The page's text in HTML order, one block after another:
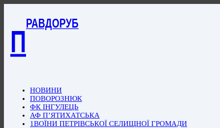
П
РАВДОРУБ
НОВИНИ
ПОВОРОЗНЮК
ФК ІНГУЛЕЦЬ
АФ П’ЯТИХАТСЬКА
1ВОЇНИ ПЕТРІВСЬКОЇ СЕЛИЩНОЇ ГРОМАДИ